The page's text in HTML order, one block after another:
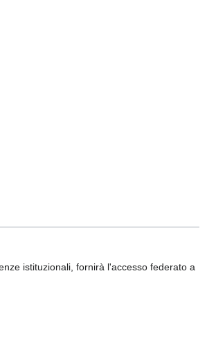
istituzionali, fornirà l'accesso federato a